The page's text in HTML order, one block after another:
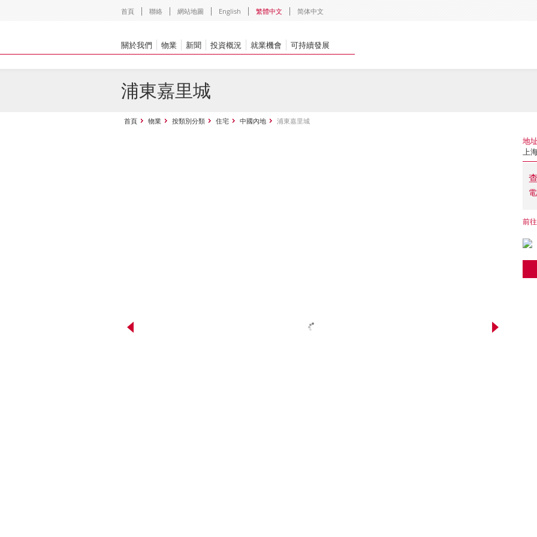
首頁 聯絡 網站地圖 English 繁體中文 简体中文
關於我們 物業 新聞 投資概況 就業機會 可持續發展
浦東嘉里城
首頁 物業 按類別分類 住宅 中國內地 浦東嘉里城
地址
上
前